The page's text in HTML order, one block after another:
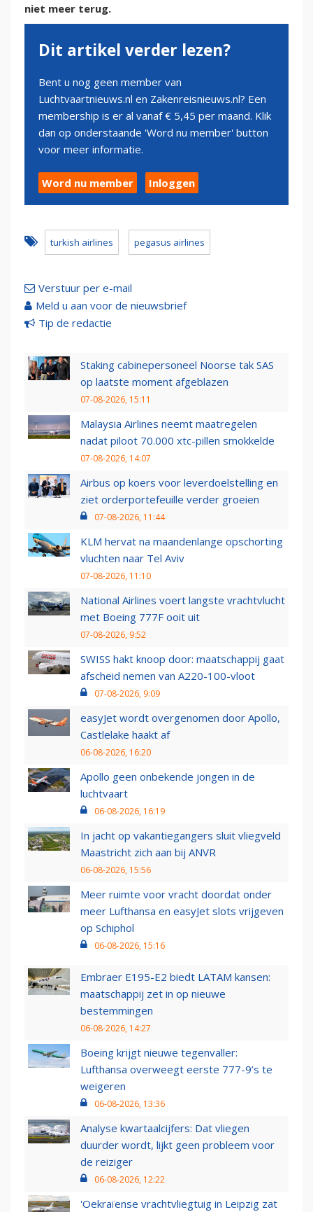
niet meer terug.
Dit artikel verder lezen?
Bent u nog geen member van
Luchtvaartnieuws.nl en Zakenreisnieuws.nl? Een
membership is er al vanaf € 5,45 per maand. Klik
dan op onderstaande 'Word nu member' button
voor meer informatie.
Word nu member Inloggen
turkish airlines pegasus airlines
Verstuur per e-mail
Meld u aan voor de nieuwsbrief
Tip de redactie
Staking cabinepersoneel Noorse tak SAS
op laatste moment afgeblazen
07-08-2026, 15:11
Malaysia Airlines neemt maatregelen
nadat piloot 70.000 xtc-pillen smokkelde
07-08-2026, 14:07
Airbus op koers voor leverdoelstelling en
ziet orderportefeuille verder groeien
07-08-2026, 11:44
KLM hervat na maandenlange opschorting
vluchten naar Tel Aviv
07-08-2026, 11:10
National Airlines voert langste vrachtvlucht
met Boeing 777F ooit uit
07-08-2026, 9:52
SWISS hakt knoop door: maatschappij gaat
afscheid nemen van A220-100-vloot
07-08-2026, 9:09
easyJet wordt overgenomen door Apollo,
Castlelake haakt af
06-08-2026, 16:20
Apollo geen onbekende jongen in de
luchtvaart
06-08-2026, 16:19
In jacht op vakantiegangers sluit vliegveld
Maastricht zich aan bij ANVR
06-08-2026, 15:56
Meer ruimte voor vracht doordat onder
meer Lufthansa en easyJet slots vrijgeven
op Schiphol
06-08-2026, 15:16
Embraer E195-E2 biedt LATAM kansen:
maatschappij zet in op nieuwe
bestemmingen
06-08-2026, 14:27
Boeing krijgt nieuwe tegenvaller:
Lufthansa overweegt eerste 777-9’s te
weigeren
06-08-2026, 13:36
Analyse kwartaalcijfers: Dat vliegen
duurder wordt, lijkt geen probleem voor
de reiziger
06-08-2026, 12:22
'Oekraïense vrachtvliegtuig in Leipzig zat